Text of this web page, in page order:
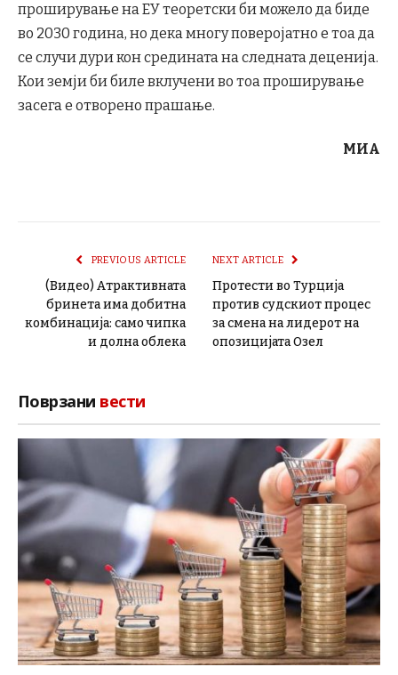
проширување на ЕУ теоретски би можело да биде
во 2030 година, но дека многу поверојатно е тоа да
се случи дури кон средината на следната деценија.
Кои земји би биле вклучени во тоа проширување
засега е отворено прашање.
МИА
PREVIOUS ARTICLE
(Видео) Атрактивната
бринета има добитна
комбинација: само чипка
и долна облека
NEXT ARTICLE
Протести во Турција
против судскиот процес
за смена на лидерот на
опозицијата Озел
Поврзани вести